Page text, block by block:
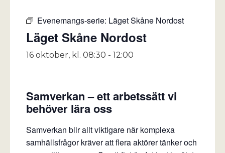
Evenemangs-serie: Läget Skåne Nordost
Läget Skåne Nordost
16 oktober, kl. 08:30 - 12:00
Samverkan – ett arbetssätt vi
behöver lära oss
Samverkan blir allt viktigare när komplexa
samhällsfrågor kräver att flera aktörer tänker och